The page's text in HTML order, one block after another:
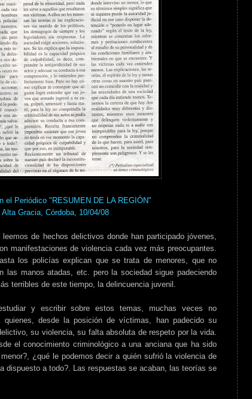
el Periódico "RESUMEN DE LA REGIÓN"
Alta Gracia, Córdoba, 10/04/08
de hechos delictivos donde han participado jóvenes,
manifestaciones de violencia cada vez más preocupantes.
los policías explican que se trata de menores, que no
las manos atadas, etc. pero la sociedad sigue padeciendo
terribles de este tiempo, la delincuencia juvenil.
y escribir sobre estos temas, muchas veces no
quienes, desde la posición de víctimas, han padecido su
su violencia, su falta absoluta de respeto por la vida.
el conocimiento criminológico a una anciana que ha sido
¿qué le podemos decir a quién sufrió la violencia de
dispuesto a todo?. Las respuestas se acaban, las teorías se